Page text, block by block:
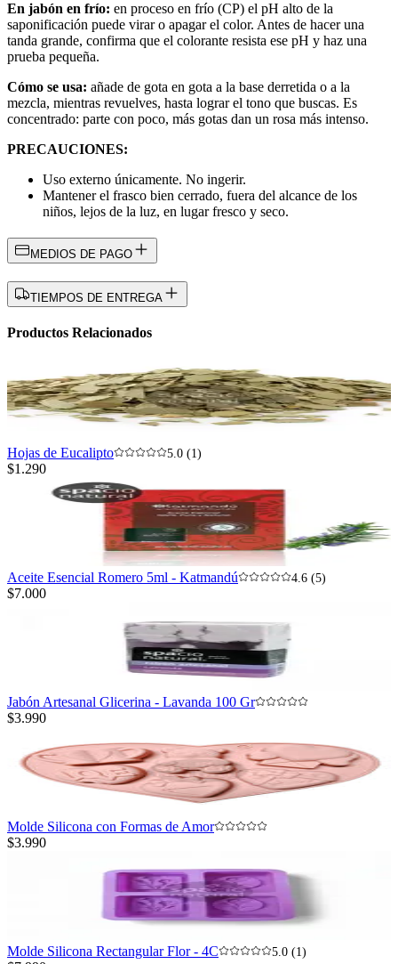
En jabón en frío: en proceso en frío (CP) el pH alto de la
saponificación puede virar o apagar el color. Antes de hacer una
tanda grande, confirma que el colorante resista ese pH y haz una
prueba pequeña.
Cómo se usa: añade de gota en gota a la base derretida o a la
mezcla, mientras revuelves, hasta lograr el tono que buscas. Es
concentrado: parte con poco, más gotas dan un rosa más intenso.
PRECAUCIONES:
Uso externo únicamente. No ingerir.
Mantener el frasco bien cerrado, fuera del alcance de los
niños, lejos de la luz, en lugar fresco y seco.
MEDIOS DE PAGO
TIEMPOS DE ENTREGA
Productos Relacionados
Hojas de Eucalipto 5.0 (1)
$1.290
Aceite Esencial Romero 5ml - Katmandú 4.6 (5)
$7.000
Jabón Artesanal Glicerina - Lavanda 100 Gr
$3.990
Molde Silicona con Formas de Amor
$3.990
Molde Silicona Rectangular Flor - 4C 5.0 (1)